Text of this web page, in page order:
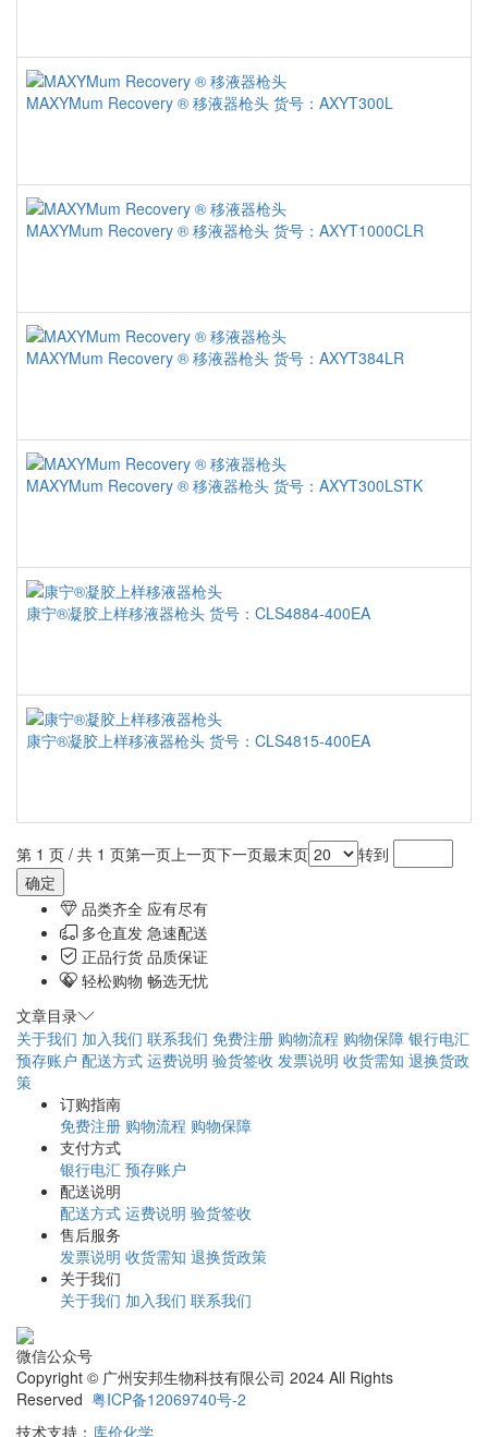
MAXYMum Recovery ® 移液器枪头 货号：AXYT300L
MAXYMum Recovery ® 移液器枪头 货号：AXYT1000CLR
MAXYMum Recovery ® 移液器枪头 货号：AXYT384LR
MAXYMum Recovery ® 移液器枪头 货号：AXYT300LSTK
康宁®凝胶上样移液器枪头 货号：CLS4884-400EA
康宁®凝胶上样移液器枪头 货号：CLS4815-400EA
第 1 页 / 共 1 页第一页上一页下一页最末页 转到
品类齐全 应有尽有
多仓直发 急速配送
正品行货 品质保证
轻松购物 畅选无忧
文章目录
关于我们 加入我们 联系我们 免费注册 购物流程 购物保障 银行电汇
预存账户 配送方式 运费说明 验货签收 发票说明 收货需知 退换货政
策
订购指南
免费注册 购物流程 购物保障
支付方式
银行电汇 预存账户
配送说明
配送方式 运费说明 验货签收
售后服务
发票说明 收货需知 退换货政策
关于我们
关于我们 加入我们 联系我们
微信公众号
Copyright © 广州安邦生物科技有限公司 2024 All Rights
Reserved 粤ICP备12069740号-2
技术支持： 库价化学